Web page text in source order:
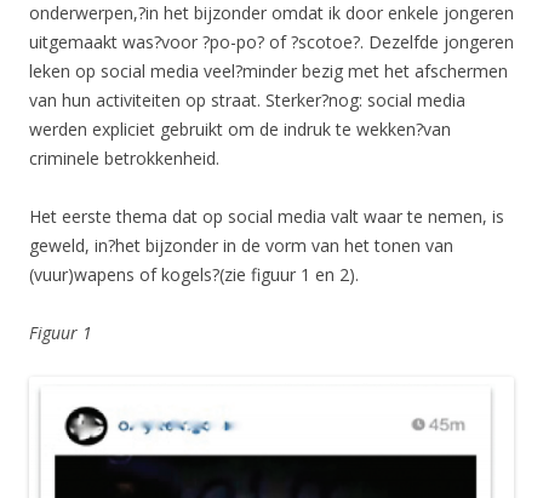
onderwerpen,?in het bijzonder omdat ik door enkele jongeren
uitgemaakt was?voor ?po-po? of ?scotoe?. Dezelfde jongeren
leken op social media veel?minder bezig met het afschermen
van hun activiteiten op straat. Sterker?nog: social media
werden expliciet gebruikt om de indruk te wekken?van
criminele betrokkenheid.
Het eerste thema dat op social media valt waar te nemen, is
geweld, in?het bijzonder in de vorm van het tonen van
(vuur)wapens of kogels?(zie figuur 1 en 2).
Figuur 1